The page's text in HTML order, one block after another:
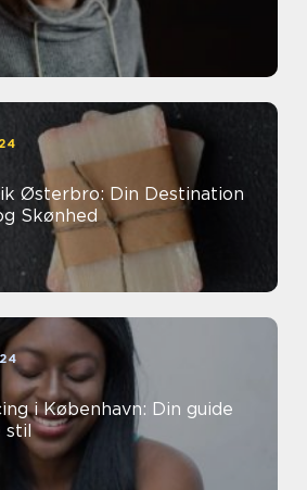
Østerbro: Din Destination
Skønhed
i København: Din guide
stil